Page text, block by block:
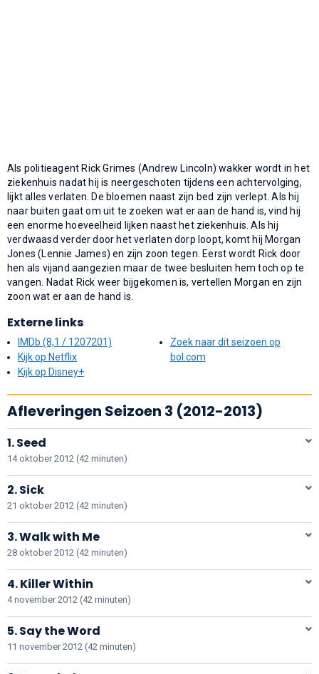
Als politieagent Rick Grimes (Andrew Lincoln) wakker wordt in het
ziekenhuis nadat hij is neergeschoten tijdens een achtervolging,
lijkt alles verlaten. De bloemen naast zijn bed zijn verlept. Als hij
naar buiten gaat om uit te zoeken wat er aan de hand is, vind hij
een enorme hoeveelheid lijken naast het ziekenhuis. Als hij
verdwaasd verder door het verlaten dorp loopt, komt hij Morgan
Jones (Lennie James) en zijn zoon tegen. Eerst wordt Rick door
hen als vijand aangezien maar de twee besluiten hem toch op te
vangen. Nadat Rick weer bijgekomen is, vertellen Morgan en zijn
zoon wat er aan de hand is.
Externe links
IMDb (8,1 / 1207201)
Kijk op Netflix
Kijk op Disney+
Zoek naar dit seizoen op
bol.com
Afleveringen Seizoen 3 (2012-2013)
1. Seed
14 oktober 2012 (42 minuten)
2. Sick
21 oktober 2012 (42 minuten)
3. Walk with Me
28 oktober 2012 (42 minuten)
4. Killer Within
4 november 2012 (42 minuten)
5. Say the Word
11 november 2012 (42 minuten)